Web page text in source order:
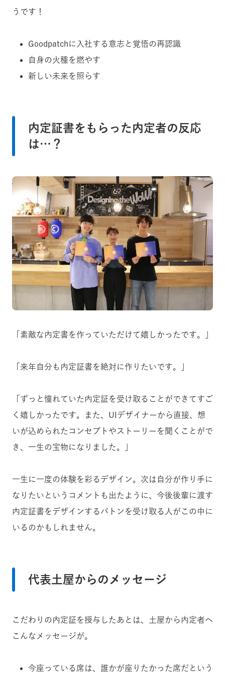
うです！
Goodpatchに入社する意志と覚悟の再認識
自身の火種を燃やす
新しい未来を照らす
内定証書をもらった内定者の反応
は…？
「素敵な内定書を作っていただけて嬉しかったです。」
「来年自分も内定証書を絶対に作りたいです。」
「ずっと憧れていた内定証を受け取ることができてすご
く嬉しかったです。また、UIデザイナーから直接、想
いが込められたコンセプトやストーリーを聞くことがで
き、一生の宝物になりました。」
一生に一度の体験を彩るデザイン。次は自分が作り手に
なりたいというコメントも出たように、今後後輩に渡す
内定証書をデザインするバトンを受け取る人がこの中に
いるのかもしれません。
代表土屋からのメッセージ
こだわりの内定証を授与したあとは、土屋から内定者へ
こんなメッセージが。
今座っている席は、誰かが座りたかった席だという